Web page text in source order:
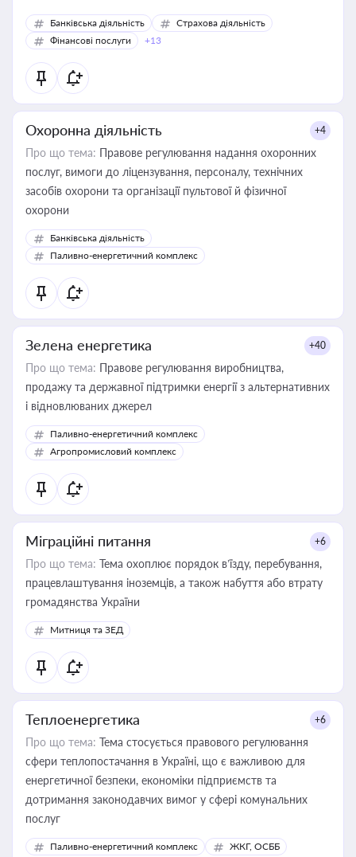
Банківська діяльність
Страхова діяльність
Фінансові послуги
+13
Охоронна діяльність +4
Про що тема: Правове регулювання надання охоронних
послуг, вимоги до ліцензування, персоналу, технічних
засобів охорони та організації пультової й фізичної
охорони
Банківська діяльність
Паливно-енергетичний комплекс
Зелена енергетика +40
Про що тема: Правове регулювання виробництва,
продажу та державної підтримки енергії з альтернативних
і відновлюваних джерел
Паливно-енергетичний комплекс
Агропромисловий комплекс
Міграційні питання +6
Про що тема: Тема охоплює порядок в’їзду, перебування,
працевлаштування іноземців, а також набуття або втрату
громадянства України
Митниця та ЗЕД
Теплоенергетика +6
Про що тема: Тема стосується правового регулювання
сфери теплопостачання в Україні, що є важливою для
енергетичної безпеки, економіки підприємств та
дотримання законодавчих вимог у сфері комунальних
послуг
Паливно-енергетичний комплекс ЖКГ, ОСББ